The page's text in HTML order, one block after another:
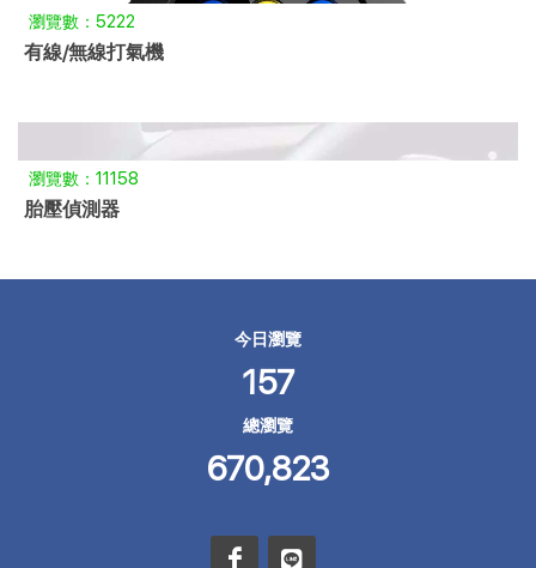
瀏覽數：5222
有線/無線打氣機
瀏覽數：11158
胎壓偵測器
今日瀏覽
157
總瀏覽
670,823